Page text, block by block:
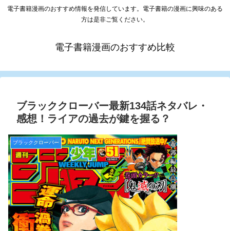
電子書籍漫画のおすすめ情報を発信しています。電子書籍の漫画に興味のある
方は是非ご覧ください。
電子書籍漫画のおすすめ比較
ブラッククローバー最新134話ネタバレ・
感想！ライアの過去が鍵を握る？
ブラッククローバー